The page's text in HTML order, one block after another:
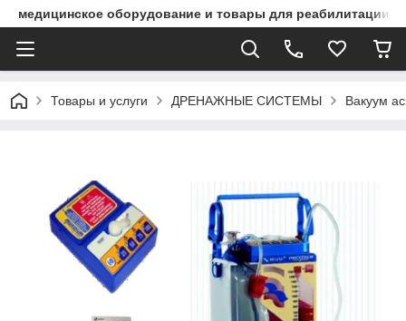
медицинское оборудование и товары для реабилитации
Товары и услуги ДРЕНАЖНЫЕ СИСТЕМЫ Вакуум